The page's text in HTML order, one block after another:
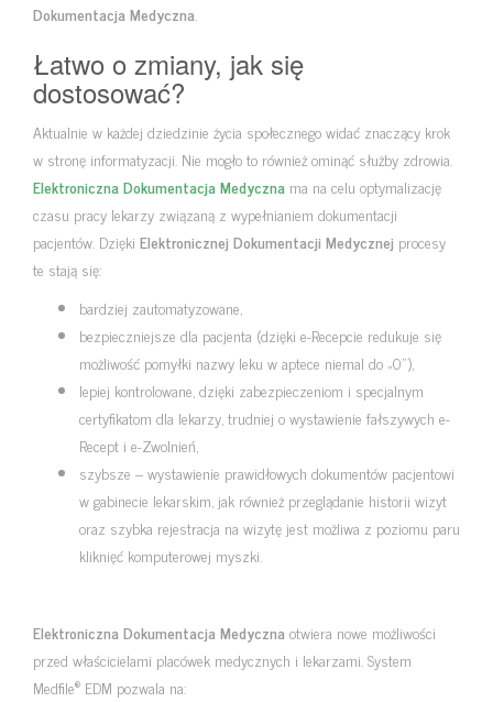
Dokumentacja Medyczna.
Łatwo o zmiany, jak się
dostosować?
Aktualnie w każdej dziedzinie życia społecznego widać znaczący krok
w stronę informatyzacji. Nie mogło to również ominąć służby zdrowia.
Elektroniczna Dokumentacja Medyczna ma na celu optymalizację
czasu pracy lekarzy związaną z wypełnianiem dokumentacji
pacjentów. Dzięki Elektronicznej Dokumentacji Medycznej procesy
te stają się:
bardziej zautomatyzowane,
bezpieczniejsze dla pacjenta (dzięki e-Recepcie redukuje się
możliwość pomyłki nazwy leku w aptece niemal do „0”),
lepiej kontrolowane, dzięki zabezpieczeniom i specjalnym
certyfikatom dla lekarzy, trudniej o wystawienie fałszywych e-
Recept i e-Zwolnień,
szybsze – wystawienie prawidłowych dokumentów pacjentowi
w gabinecie lekarskim, jak również przeglądanie historii wizyt
oraz szybka rejestracja na wizytę jest możliwa z poziomu paru
kliknięć komputerowej myszki.
Elektroniczna Dokumentacja Medyczna otwiera nowe możliwości
przed właścicielami placówek medycznych i lekarzami. System
Medfile® EDM pozwala na: